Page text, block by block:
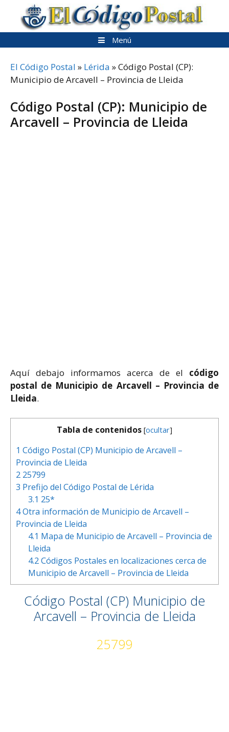
contenido
Menú
El Código Postal » Lérida »Código Postal (CP):
Municipio de Arcavell – Provincia de Lleida
Código Postal (CP): Municipio de
Arcavell – Provincia de Lleida
Aquí debajo informamos acerca de el código
postal de Municipio de Arcavell – Provincia de
Lleida.
Tabla de contenidos [ocultar]
1 Código Postal (CP) Municipio de Arcavell –
Provincia de Lleida
2 25799
3 Prefijo del Código Postal de Lérida
3.1 25*
4Otra información de Municipio de Arcavell –
Provincia de Lleida
4.1 Mapa de Municipio de Arcavell – Provincia de
Lleida
4.2Códigos Postales en localizaciones cerca de
Municipio de Arcavell – Provincia de Lleida
Código Postal (CP) Municipio de
Arcavell – Provincia de Lleida
25799